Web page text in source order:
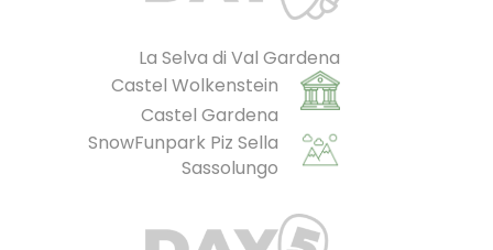
La Selva di Val Gardena
Castel Wolkenstein
Castel Gardena
SnowFunpark Piz Sella
Sassolungo